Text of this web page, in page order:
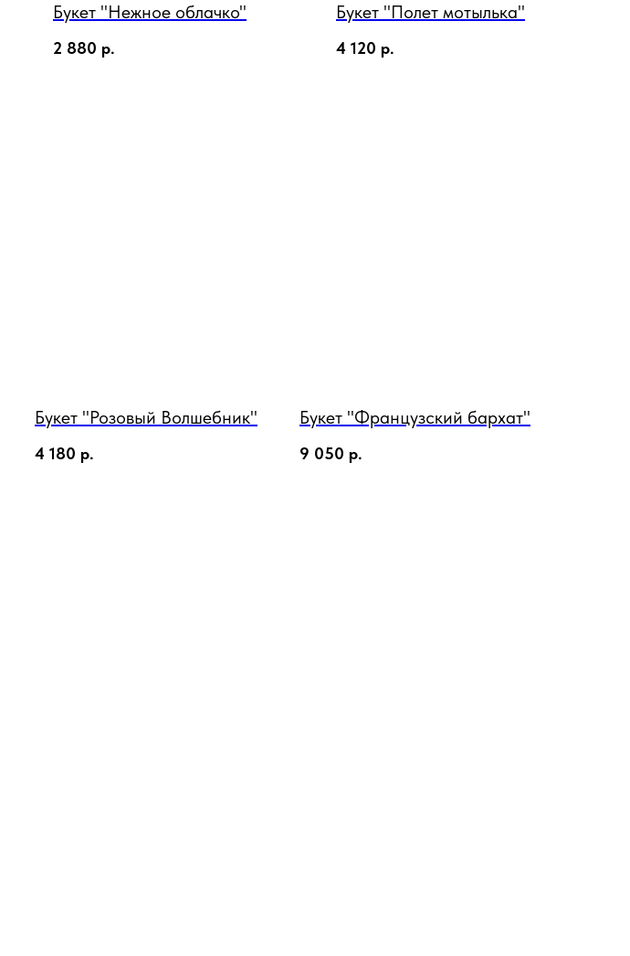
Букет "Нежное облачко"
2 880 р.
Букет "Полет мотылька"
4 120 р.
Букет "Розовый Волшебник"
4 180 р.
Букет "Французский бархат"
9 050 р.